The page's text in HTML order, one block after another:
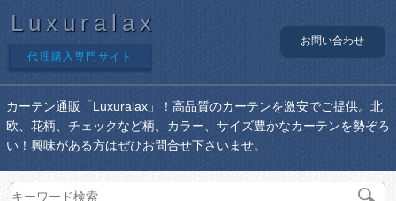
Luxuralax
代理購入専門サイト
お問い合わせ
カーテン通販「Luxuralax」！高品質のカーテンを激安でご提供。北
欧、花柄、チェックなど柄、カラー、サイズ豊かなカーテンを勢ぞろ
い！興味がある方はぜひお問合せ下さいませ。